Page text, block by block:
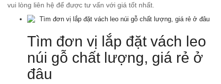
vui lòng liên hệ để được tư vấn với giá tốt nhất.
Tìm đơn vị lắp đặt vách leo
núi gỗ chất lượng, giá rẻ ở
đâu